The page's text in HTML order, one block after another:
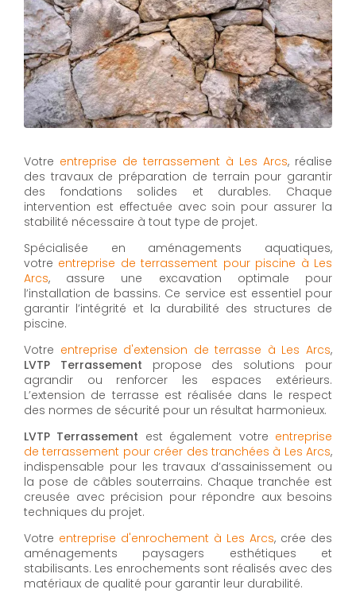
Votre entreprise de terrassement à Les Arcs, réalise
des travaux de préparation de terrain pour garantir
des fondations solides et durables. Chaque
intervention est effectuée avec soin pour assurer la
stabilité nécessaire à tout type de projet.
Spécialisée en aménagements aquatiques,
votre entreprise de terrassement pour piscine à Les
Arcs, assure une excavation optimale pour
l’installation de bassins. Ce service est essentiel pour
garantir l’intégrité et la durabilité des structures de
piscine.
Votre entreprise d'extension de terrasse à Les Arcs,
LVTP Terrassement propose des solutions pour
agrandir ou renforcer les espaces extérieurs.
L’extension de terrasse est réalisée dans le respect
des normes de sécurité pour un résultat harmonieux.
LVTP Terrassement est également votre entreprise
de terrassement pour créer des tranchées à Les Arcs,
indispensable pour les travaux d’assainissement ou
la pose de câbles souterrains. Chaque tranchée est
creusée avec précision pour répondre aux besoins
techniques du projet.
Votre entreprise d'enrochement à Les Arcs, crée des
aménagements paysagers esthétiques et
stabilisants. Les enrochements sont réalisés avec des
matériaux de qualité pour garantir leur durabilité.